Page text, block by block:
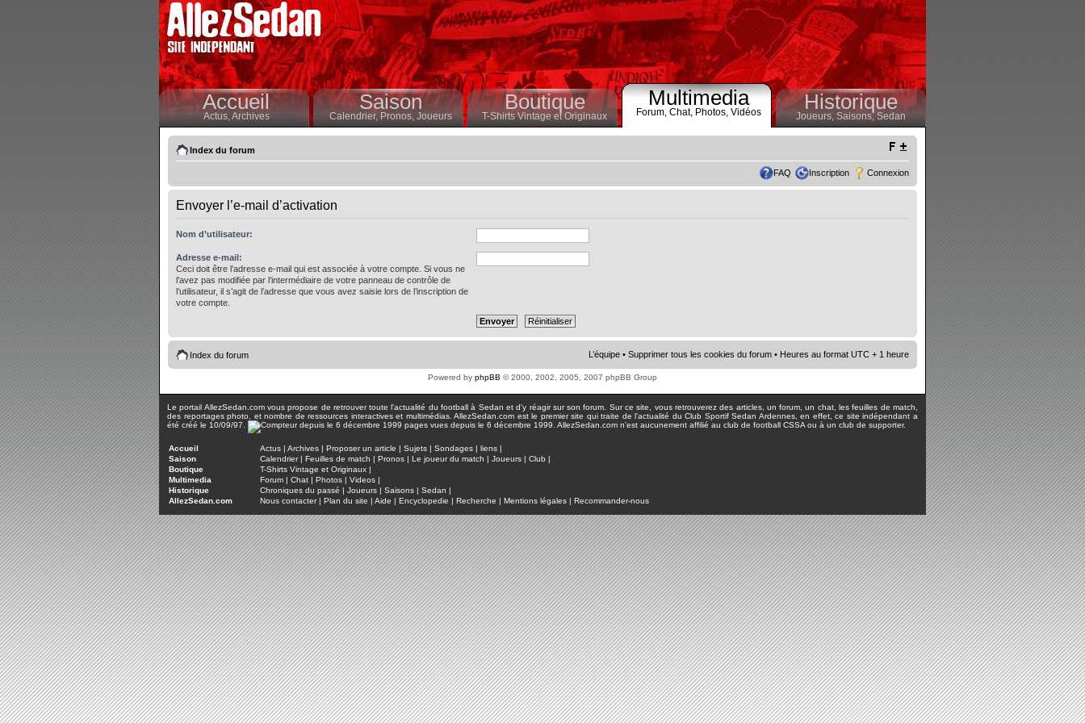
Accueil
Actus,Archives
Saison
Calendrier,Pronos, Joueurs
Boutique
T-Shirts Vintage et Originaux
Multimedia
Forum, Chat, Photos, Vidéos Historique
Joueurs, Saisons,Sedan
Index du forum
FAQ Inscription Connexion
Envoyer l’e-mail d’activation
Nom d’utilisateur:
Adresse e-mail:
Ceci doit être l’adresse e-mail qui est associée à votre compte. Si vous ne
l’avez pas modifiée par l’intermédiaire de votre panneau de contrôle de
l’utilisateur, il s’agit de l’adresse que vous avez saisie lors de l’inscription de
votre compte.
Index du forum L’équipe • Supprimer tous les cookies du forum • Heures au format UTC + 1 heure
Powered by phpBB © 2000, 2002, 2005, 2007 phpBB Group
Le portail AllezSedan.com vous propose de retrouver toute l'actualité du football à Sedan et d'y réagir sur son forum. Sur ce site, vous retrouverez des articles, un forum, un chat, les feuilles de match,
des reportages photo, et nombre de ressources interactives et multimédias. AllezSedan.com est le premier site qui traite de l'actualité du Club Sportif Sedan Ardennes, en effet, ce site indépendant a
été créé le 10/09/97.
pages vues depuis le 6 décembre 1999. AllezSedan.com n'est aucunement affilié au club de football CSSA ou à un club de supporter.
Accueil Actus | Archives | Proposer un article | Sujets | Sondages | liens |
Saison
Calendrier| Feuilles de match | Pronos | Le joueur du match | Joueurs | Club |
Boutique
T-Shirts Vintage et Originaux |
Multimedia
Forum | Chat | Photos | Videos |
Historique
Chroniques du passé | Joueurs | Saisons | Sedan |
AllezSedan.com
Nous contacter| Plan du site | Aide | Encyclopedie | Recherche | Mentions légales | Recommander-nous